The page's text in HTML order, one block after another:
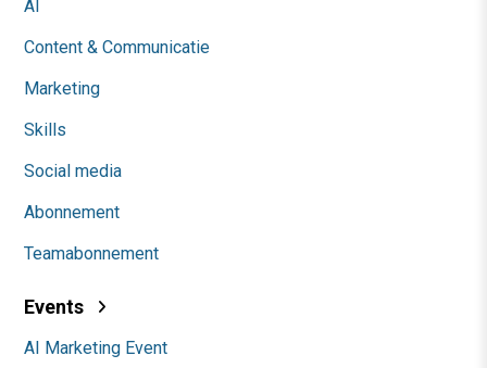
AI
Content & Communicatie
Marketing
Skills
Social media
Abonnement
Teamabonnement
Events
AI Marketing Event